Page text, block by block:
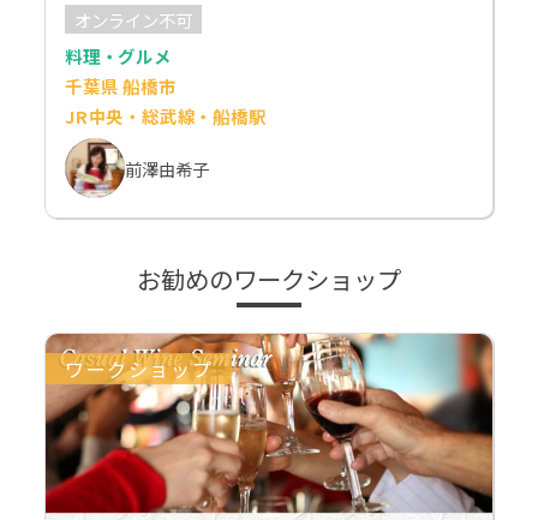
オンライン不可
料理・グルメ
千葉県 船橋市
JR中央・総武線・船橋駅
前澤由希子
お勧めのワークショップ
ワークショップ